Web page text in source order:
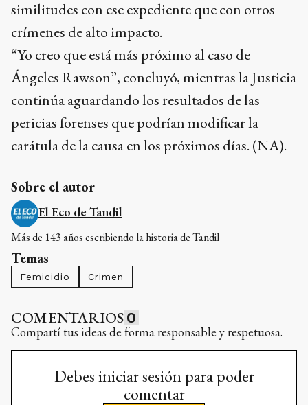
similitudes con ese expediente que con otros
crímenes de alto impacto.
“Yo creo que está más próximo al caso de
Ángeles Rawson”, concluyó, mientras la Justicia
continúa aguardando los resultados de las
pericias forenses que podrían modificar la
carátula de la causa en los próximos días. (NA).
Sobre el autor
El Eco de Tandil
Más de 143 años escribiendo la historia de Tandil
Temas
Femicidio Crimen
COMENTARIOS 0
Compartí tus ideas de forma responsable y respetuosa.
Debes iniciar sesión para poder
comentar